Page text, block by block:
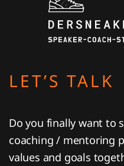
LET’S TALK
Do you finally want to
coaching / mentoring
values and goals